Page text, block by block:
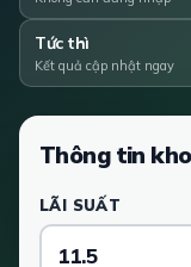
Tức thì
Kết quả cập nhật ngay
Thông tin
LÃI SUẤT